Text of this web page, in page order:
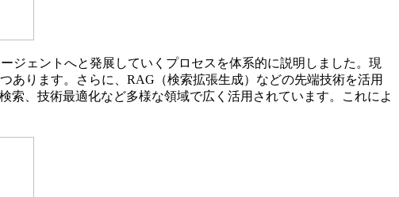
ジェントへと発展していくプロセスを体系的に説明しました。現
ります。さらに、RAG（検索拡張生成）などの先端技術を活用
、技術最適化など多様な領域で広く活用されています。これによ